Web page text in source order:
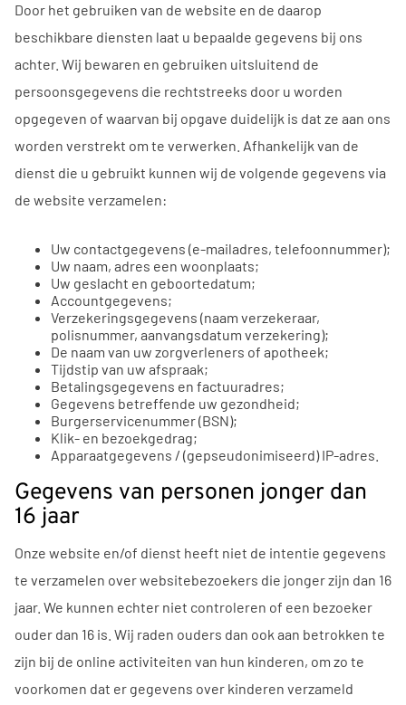
Door het gebruiken van de website en de daarop
beschikbare diensten laat u bepaalde gegevens bij ons
achter. Wij bewaren en gebruiken uitsluitend de
persoonsgegevens die rechtstreeks door u worden
opgegeven of waarvan bij opgave duidelijk is dat ze aan ons
worden verstrekt om te verwerken. Afhankelijk van de
dienst die u gebruikt kunnen wij de volgende gegevens via
de website verzamelen:
Uw contactgegevens (e-mailadres, telefoonnummer);
Uw naam, adres een woonplaats;
Uw geslacht en geboortedatum;
Accountgegevens;
Verzekeringsgegevens (naam verzekeraar,
polisnummer, aanvangsdatum verzekering);
De naam van uw zorgverleners of apotheek;
Tijdstip van uw afspraak;
Betalingsgegevens en factuuradres;
Gegevens betreffende uw gezondheid;
Burgerservicenummer (BSN);
Klik- en bezoekgedrag;
Apparaatgegevens / (gepseudonimiseerd) IP-adres.
Gegevens van personen jonger dan
16 jaar
Onze website en/of dienst heeft niet de intentie gegevens
te verzamelen over websitebezoekers die jonger zijn dan 16
jaar. We kunnen echter niet controleren of een bezoeker
ouder dan 16 is. Wij raden ouders dan ook aan betrokken te
zijn bij de online activiteiten van hun kinderen, om zo te
voorkomen dat er gegevens over kinderen verzameld